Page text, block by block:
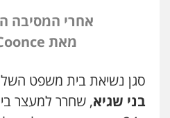
אחרי המסיבה
מאת
סגן נשיאת בית משפט
בני שגיא